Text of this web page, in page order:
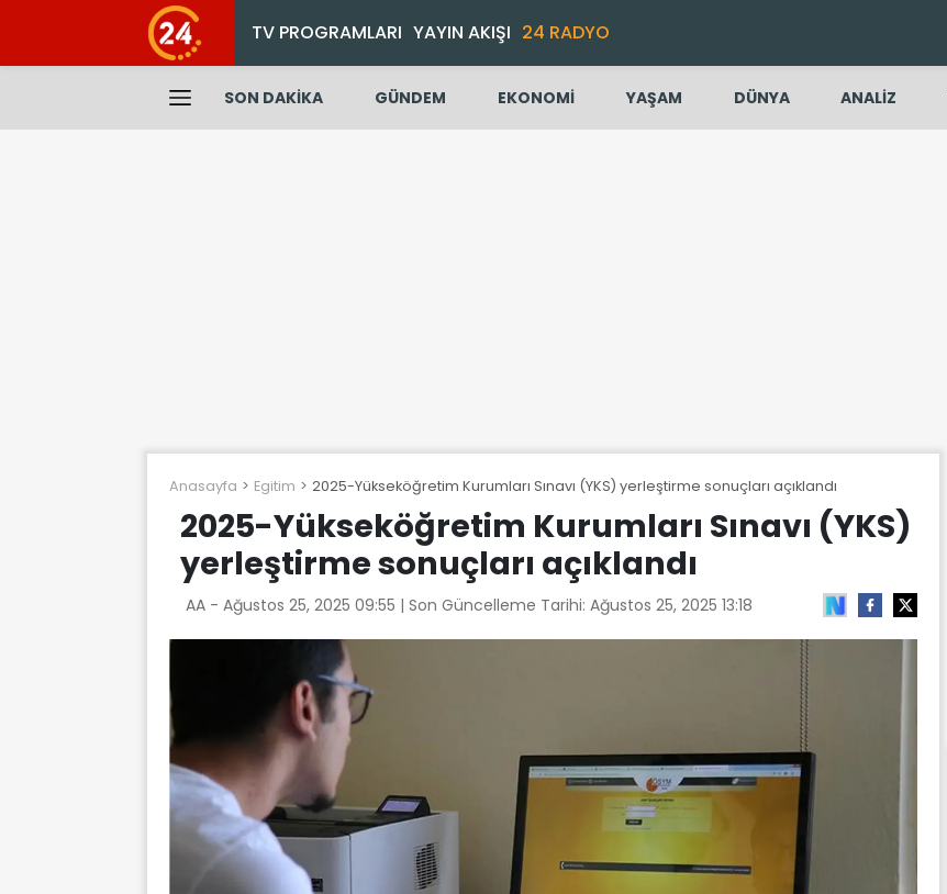
TV PROGRAMLARI YAYIN AKIŞI 24 RADYO
SON DAKİKA GÜNDEM EKONOMİ YAŞAM DÜNYA ANALİZ
Anasayfa Egitim 2025-Yükseköğretim Kurumları Sınavı (YKS) yerleştirme sonuçları açıklandı
2025-Yükseköğretim Kurumları Sınavı (YKS)
yerleştirme sonuçları açıklandı
AA - Ağustos 25, 2025 09:55 | Son Güncelleme Tarihi: Ağustos 25, 2025 13:18